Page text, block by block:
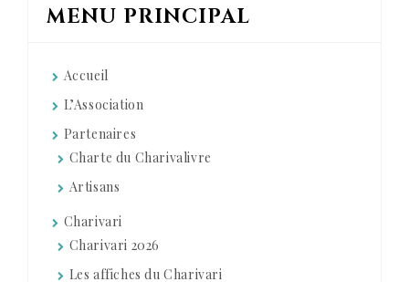
MENU PRINCIPAL
Accueil
L’Association
Partenaires
Charte du Charivalivre
Artisans
Charivari
Charivari 2026
Les affiches du Charivari